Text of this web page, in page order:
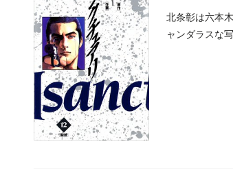
北条彰は六本
ャンダラスな